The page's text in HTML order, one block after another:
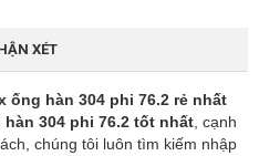
XÉT
ống hàn 304 phi 76.2 rẻ nhất
hàn 304 phi 76.2 tốt nhất, cạnh
chúng tôi luôn tìm kiếm nhập